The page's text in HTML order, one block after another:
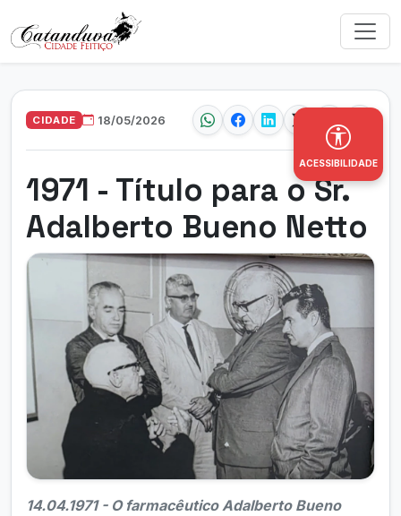
CIDADE 18/05/2026
1971 - Título para o Sr.
Adalberto Bueno Netto
14.04.1971 - O farmacêutico Adalberto Bueno
ACESSIBILIDADE